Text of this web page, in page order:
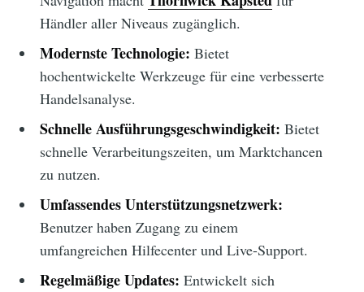
Händler aller Niveaus zugänglich.
Modernste Technologie: Bietet
hochentwickelte Werkzeuge für eine verbesserte
Handelsanalyse.
Schnelle Ausführungsgeschwindigkeit: Bietet
schnelle Verarbeitungszeiten, um Marktchancen
zu nutzen.
Umfassendes Unterstützungsnetzwerk:
Benutzer haben Zugang zu einem
umfangreichen Hilfecenter und Live-Support.
Regelmäßige Updates: Entwickelt sich